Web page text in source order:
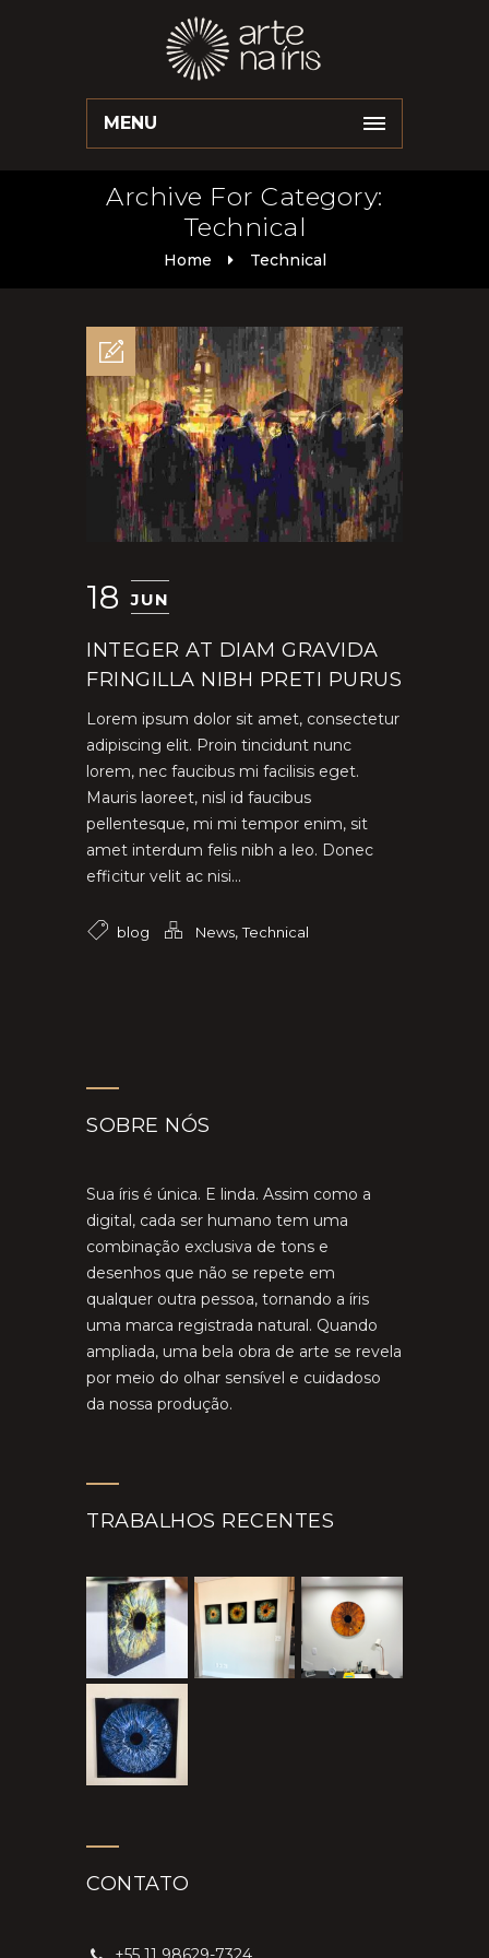
MENU
Archive For Category:
Technical
Home Technical
18 JUN
INTEGER AT DIAM GRAVIDA
FRINGILLA NIBH PRETI PURUS
Lorem ipsum dolor sit amet, consectetur
adipiscing elit. Proin tincidunt nunc
lorem, nec faucibus mi facilisis eget.
Mauris laoreet, nisl id faucibus
pellentesque, mi mi tempor enim, sit
amet interdum felis nibh a leo. Donec
efficitur velit ac nisi...
blog News,Technical
SOBRE NÓS
Sua íris é única. E linda. Assim como a
digital, cada ser humano tem uma
combinação exclusiva de tons e
desenhos que não se repete em
qualquer outra pessoa, tornando a íris
uma marca registrada natural. Quando
ampliada, uma bela obra de arte se revela
por meio do olhar sensível e cuidadoso
da nossa produção.
TRABALHOS RECENTES
CONTATO